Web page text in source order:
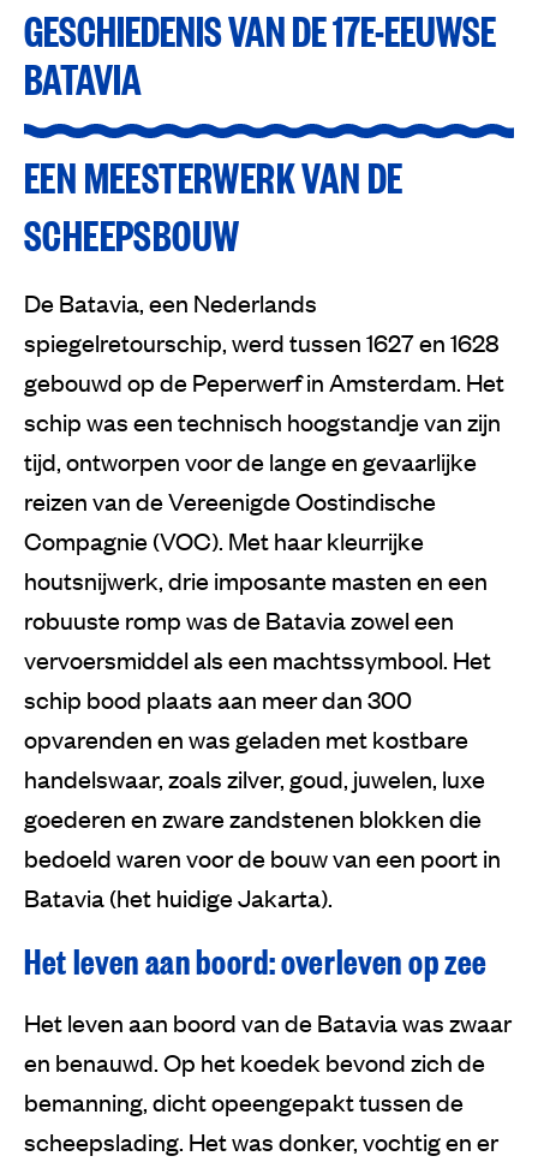
GESCHIEDENIS VAN DE 17E-EEUWSE
BATAVIA
EEN MEESTERWERK VAN DE
SCHEEPSBOUW
De Batavia, een Nederlands
spiegelretourschip, werd tussen 1627 en 1628
gebouwd op de Peperwerf in Amsterdam. Het
schip was een technisch hoogstandje van zijn
tijd, ontworpen voor de lange en gevaarlijke
reizen van de Vereenigde Oostindische
Compagnie (VOC). Met haar kleurrijke
houtsnijwerk, drie imposante masten en een
robuuste romp was de Batavia zowel een
vervoersmiddel als een machtssymbool. Het
schip bood plaats aan meer dan 300
opvarenden en was geladen met kostbare
handelswaar, zoals zilver, goud, juwelen, luxe
goederen en zware zandstenen blokken die
bedoeld waren voor de bouw van een poort in
Batavia (het huidige Jakarta).
Het leven aan boord: overleven op zee
Het leven aan boord van de Batavia was zwaar
en benauwd. Op het koedek bevond zich de
bemanning, dicht opeengepakt tussen de
scheepslading. Het was donker, vochtig en er